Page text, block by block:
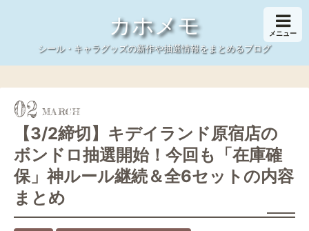
カホメモ
シール・キャラグッズの新作や抽選情報をまとめるブログ
メニュー
02
【3/2締切】キデイランド原宿店の
ボンドロ抽選開始！今回も「在庫確
保」神ルール継続＆全6セットの内容
まとめ